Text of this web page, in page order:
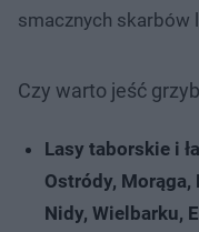
smacznych skarbów
Czy warto jeść
Lasy taborskie i
Ostródy,
Nidy, Wielbarku,